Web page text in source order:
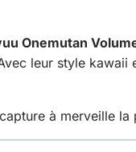
Onemutan
leur style kawaii
à merveille